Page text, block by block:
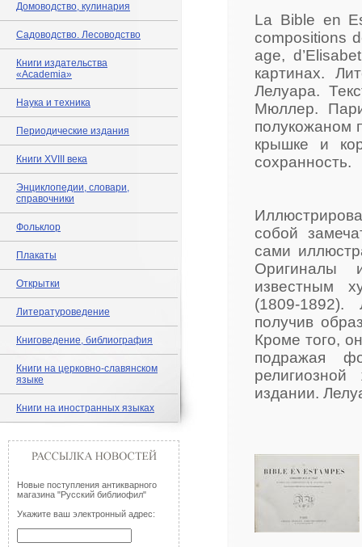
Домоводство, кулинария
Садоводство. Лесоводство
Книги издательства
«Academia»
Наука и техника
Периодические издания
Книги XVIII века
Энциклопедии, словари,
справочники
Фольклор
Плакаты
Открытки
Литературоведение
Книговедение, библиография
Книги на церковно-славянском
языке
Книги на иностранных языках
Новые поступления антикварного
магазина "Русский библиофил"
Укажите ваш электронный адрес:
La Bible en
compositions
age,
картинах.
Лелуара.
Мюллер.
полукожаном
крышке и
сохранность.
собой
сами
Оригиналы
известным
(1809-1892).
получив
Кроме того,
подражая
издании.